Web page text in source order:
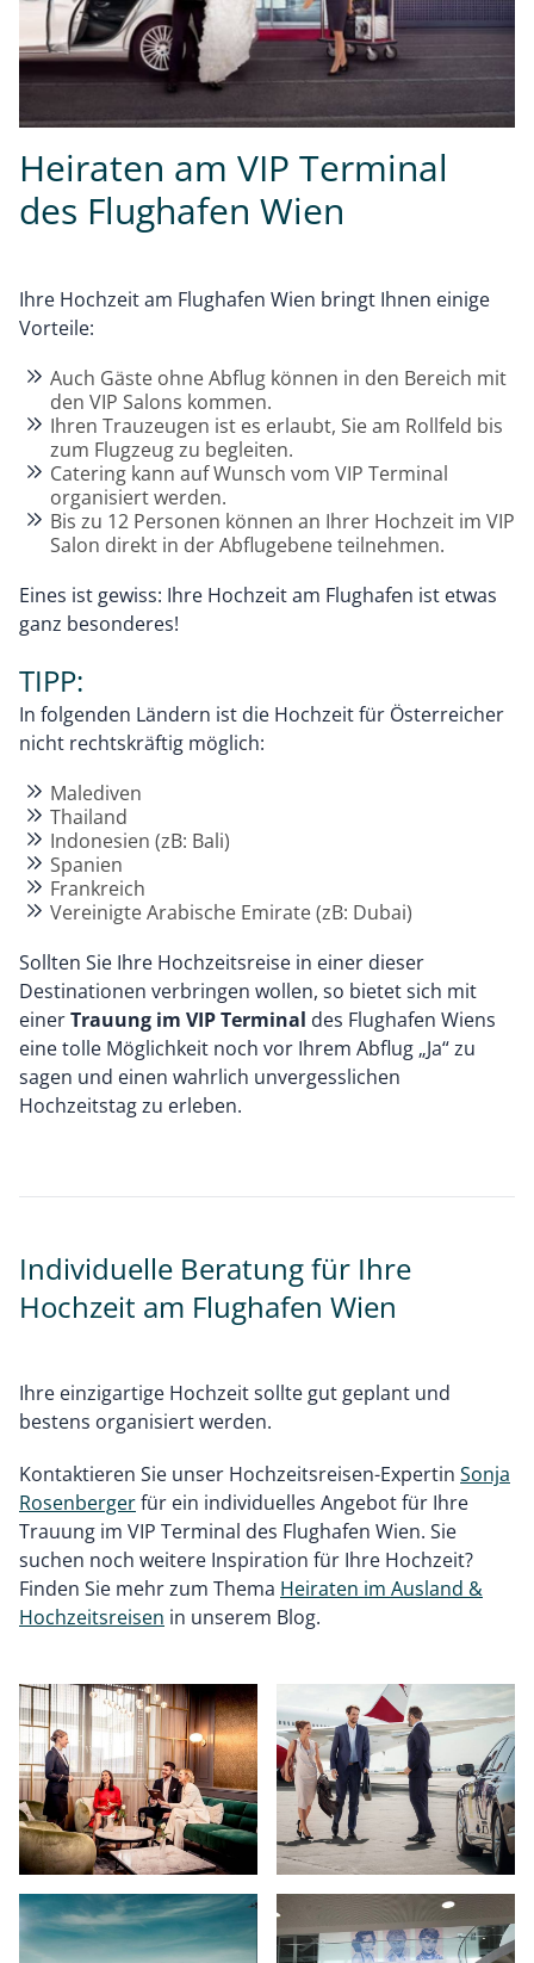
Heiraten am VIP Terminal
des Flughafen Wien
Ihre Hochzeit am Flughafen Wien bringt Ihnen einige
Vorteile:
Auch Gäste ohne Abflug können in den Bereich mit
den VIP Salons kommen.
Ihren Trauzeugen ist es erlaubt, Sie am Rollfeld bis
zum Flugzeug zu begleiten.
Catering kann auf Wunsch vom VIP Terminal
organisiert werden.
Bis zu 12 Personen können an Ihrer Hochzeit im VIP
Salon direkt in der Abflugebene teilnehmen.
Eines ist gewiss: Ihre Hochzeit am Flughafen ist etwas
ganz besonderes!
TIPP:
In folgenden Ländern ist die Hochzeit für Österreicher
nicht rechtskräftig möglich:
Malediven
Thailand
Indonesien (zB: Bali)
Spanien
Frankreich
Vereinigte Arabische Emirate (zB: Dubai)
Sollten Sie Ihre Hochzeitsreise in einer dieser
Destinationen verbringen wollen, so bietet sich mit
einerTrauung im VIP Terminal des Flughafen Wiens
eine tolle Möglichkeit noch vor Ihrem Abflug „Ja“ zu
sagen und einen wahrlich unvergesslichen
Hochzeitstag zu erleben.
Individuelle Beratung für Ihre
Hochzeit am Flughafen Wien
Ihre einzigartige Hochzeit sollte gut geplant und
bestens organisiert werden.
Kontaktieren Sie unser Hochzeitsreisen-Expertin Sonja
Rosenbergerfür ein individuelles Angebot für Ihre
Trauung im VIP Terminal des Flughafen Wien. Sie
suchen noch weitere Inspiration für Ihre Hochzeit?
Finden Sie mehr zum Thema Heiraten im Ausland &
Hochzeitsreisen in unserem Blog.